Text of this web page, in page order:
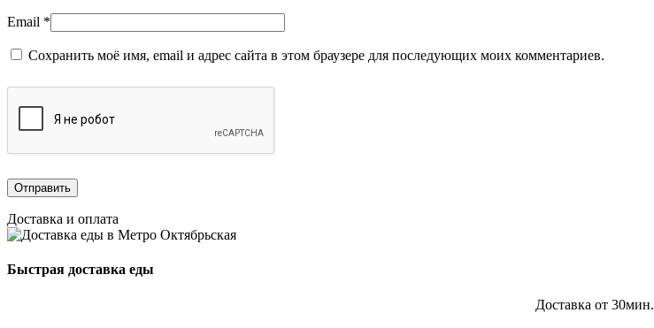
Email *
Сохранить моё имя, email и адрес сайта в этом браузере для последующих моих комментариев.
Доставка и оплата
Быстрая доставка еды
Доставка от 30мин.